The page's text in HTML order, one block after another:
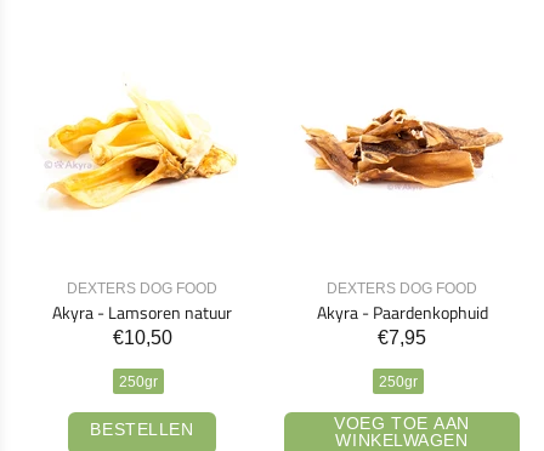
DEXTERS DOG FOOD
Akyra - Lamsoren natuur
€10,50
250gr
BESTELLEN
DEXTERS DOG FOOD
Akyra - Paardenkophuid
€7,95
250gr
VOEG TOE AAN
WINKELWAGEN